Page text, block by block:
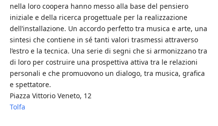
nella loro coopera hanno messo alla base del pensiero
iniziale e della ricerca progettuale per la realizzazione
dell’installazione. Un accordo perfetto tra musica e arte, una
sintesi che contiene in sé tanti valori trasmessi attraverso
l’estro e la tecnica. Una serie di segni che si armonizzano tra
di loro per costruire una prospettiva attiva tra le relazioni
personali e che promuovono un dialogo, tra musica, grafica
e spettatore.
Piazza Vittorio Veneto, 12
Tolfa